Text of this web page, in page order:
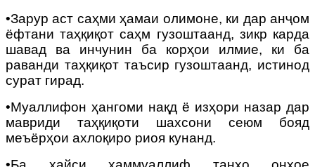
•Зарур аст саҳми ҳамаи олимоне, ки дар анҷом
ёфтани таҳқиқот саҳм гузоштаанд, зикр карда
шавад ва инчунин ба корҳои илмие, ки ба
раванди таҳқиқот таъсир гузоштаанд, истинод
сурат гирад.
•Муаллифон ҳангоми нақд ё изҳори назар дар
мавриди таҳқиқоти шахсони сеюм бояд
меъёрҳои ахлоқиро риоя кунанд.